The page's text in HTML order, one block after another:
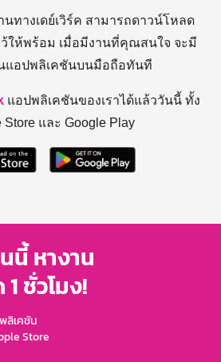
ทางเดย์เวิร์ค สามารถดาวน์โหลด
ให้พร้อม เมื่อมีงานที่คุณสนใจ จะมี
แอปพลิเคชันบนมือถือทันที
แอปพลิเคชันของเราได้แล้ววันนี้ ทั้ง
Store และ Google Play
นี้ หางาน
ชั่วโมง!
ลิเคชัน
Store